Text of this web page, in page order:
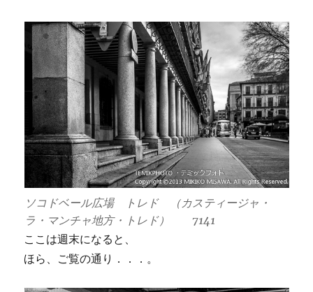
ソコドベール広場 トレド （カスティージャ・
ラ・マンチャ地方・トレド） 7141
ここは週末になると、
ほら、ご覧の通り．．．。